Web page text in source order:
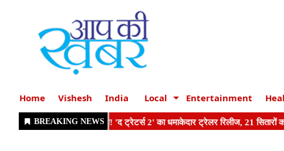
Home Vishesh India Local Entertainment